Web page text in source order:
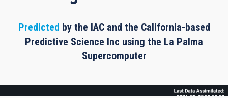
Predicted by the IAC and the California-based
Predictive Science Inc using the La Palma
Supercomputer